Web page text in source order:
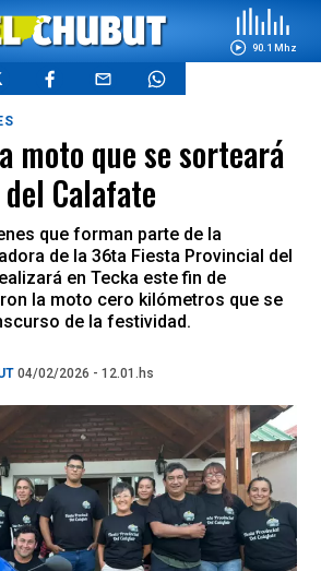
90.1 Mhz
moto que se sorteará
Calafate
que forman parte de la
de la 36ta Fiesta Provincial del
en Tecka este fin de
la moto cero kilómetros que se
de la festividad.
04/02/2026 - 12.01.hs